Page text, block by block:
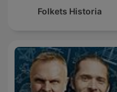
Folkets Historia